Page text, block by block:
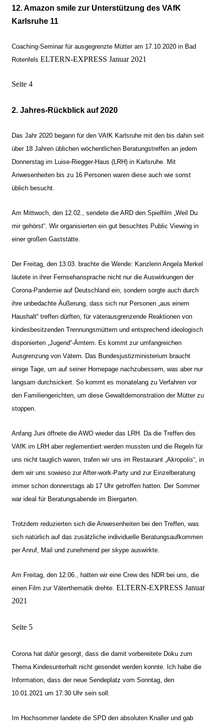
12. Amazon smile zur Unterstützung des VAfK
Karlsruhe 11
Coaching-Seminar für ausgegrenzte Mütter am 17.10.2020 in Bad
Rotenfels ELTERN-EXPRESS Januar 2021
Seite 4
2. Jahres-Rückblick auf 2020
Das Jahr 2020 begann für den VAfK Karlsruhe mit den bis dahin seit
über 18 Jahren üblichen wöchentlichen Beratungstreffen an jedem
Donnerstag im Luise-Riegger-Haus (LRH) in Karlsruhe. Mit
Anwesenheiten bis zu 16 Personen waren diese auch wie sonst
üblich besucht.
Am Mittwoch, den 12.02., sendete die ARD den Spielfilm „Weil Du
mir gehörst“. Wir organisierten ein gut besuchtes Public Viewing in
einer großen Gaststätte.
Der Freitag, den 13.03. brachte die Wende: Kanzlerin Angela Merkel
läutete in ihrer Fernsehansprache nicht nur die Auswirkungen der
Corona-Pandemie auf Deutschland ein, sondern sorgte auch durch
ihre unbedachte Äußerung, dass sich nur Personen „aus einem
Haushalt“ treffen dürften, für väterausgrenzende Reaktionen von
kindesbesitzenden Trennungsmüttern und entsprechend ideologisch
disponierten „Jugend“-Ämtern. Es kommt zur umfangreichen
Ausgrenzung von Vätern. Das Bundesjustizministerium braucht
einige Tage, um auf seiner Homepage nachzubessern, was aber nur
langsam durchsickert. So kommt es monatelang zu Verfahren vor
den Familiengerichten, um diese Gewaltdemonstration der Mütter zu
stoppen.
Anfang Juni öffnete die AWO wieder das LRH. Da die Treffen des
VAfK im LRH aber reglementiert werden mussten und die Regeln für
uns nicht tauglich waren, trafen wir uns im Restaurant „Akropolis“, in
dem wir uns sowieso zur After-work-Party und zur Einzelberatung
immer schon donnerstags ab 17 Uhr getroffen hatten. Der Sommer
war ideal für Beratungsabende im Biergarten.
Trotzdem reduzierten sich die Anwesenheiten bei den Treffen, was
sich natürlich auf das zusätzliche individuelle Beratungsaufkommen
per Anruf, Mail und zunehmend per skype auswirkte.
Am Freitag, den 12.06., hatten wir eine Crew des NDR bei uns, die
einen Film zur Väterthematik drehte. ELTERN-EXPRESS Januar
2021
Seite 5
Corona hat dafür gesorgt, dass die damit vorbereitete Doku zum
Thema Kindesunterhalt nicht gesendet werden konnte. Ich habe die
Information, dass der neue Sendeplatz vom Sonntag, den
10.01.2021 um 17.30 Uhr sein soll.
Im Hochsommer landete die SPD den absoluten Knaller und gab